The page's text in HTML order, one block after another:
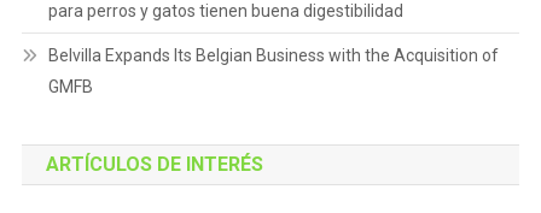
para perros y gatos tienen buena digestibilidad
Belvilla Expands Its Belgian Business with the Acquisition of
GMFB
ARTÍCULOS DE INTERÉS